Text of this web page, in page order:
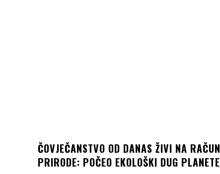
ČOVJEČANSTVO OD DANAS ŽIVI NA RAČUN
PRIRODE: POČEO EKOLOŠKI DUG PLANETE